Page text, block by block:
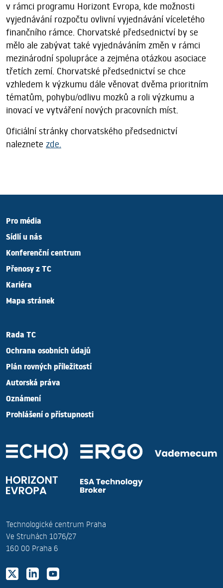
v rámci programu Horizont Evropa, kde možnosti
vyjednávání rozpočtu ovlivní vyjednávání víceletého
finančního rámce. Chorvatské předsednictví by se
mělo ale zabývat také vyjednáváním změn v rámci
mezinárodní spolupráce a zejména otázkou asociace
třetích zemí. Chorvatské předsednictví se chce
vzhledem k výzkumu dále věnovat dvěma prioritním
tématům, pohybu/odlivu mozků a roli výzkumu a
inovací ve vytváření nových pracovních míst.
Oficiální stránky chorvatského předsednictví
naleznete zde.
Pro média
Sídlí u nás
Konferenční centrum
Přenosy z TC
Kariéra
Mapa stránek
Rada TC
Ochrana osobních údajů
Plán rovných příležitostí
Autorská práva
Oznámení
Prohlášení o přístupnosti
Technologické centrum Praha
Ve Struhách 1076/27
160 00 Praha 6